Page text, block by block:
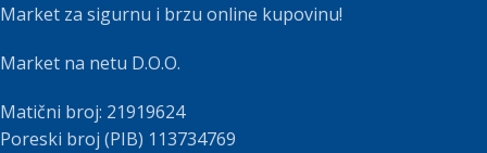
Market za sigurnu i brzu online kupovinu!
Market na netu D.O.O.
Matični broj: 21919624
Poreski broj (PIB) 113734769